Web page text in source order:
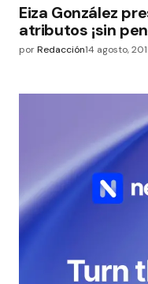
Eiza González
atributos ¡sin
porRedacción14 agosto,